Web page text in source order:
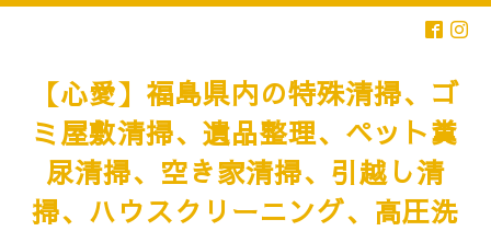
【心愛】福島県内の特殊清掃、ゴ
ミ屋敷清掃、遺品整理、ペット糞
尿清掃、空き家清掃、引越し清
掃、ハウスクリーニング、高圧洗